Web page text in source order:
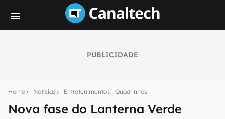
PUBLICIDADE
Home Notícias Entretenimento Quadrinhos
Nova fase do Lanterna Verde
notícias e reviews sobre tecnologia em primeira